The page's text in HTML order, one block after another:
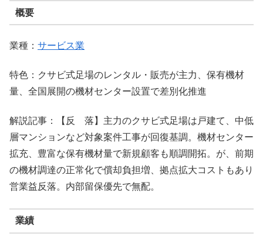
概要
業種： サービス業
特色：クサビ式足場のレンタル・販売が主力、保有機材
量、全国展開の機材センター設置で差別化推進
解説記事：【反 落】主力のクサビ式足場は戸建て、中低
層マンションなど対象案件工事が回復基調。機材センター
拡充、豊富な保有機材量で新規顧客も順調開拓。が、前期
の機材調達の正常化で償却負担増、拠点拡大コストもあり
営業益反落。内部留保優先で無配。
業績